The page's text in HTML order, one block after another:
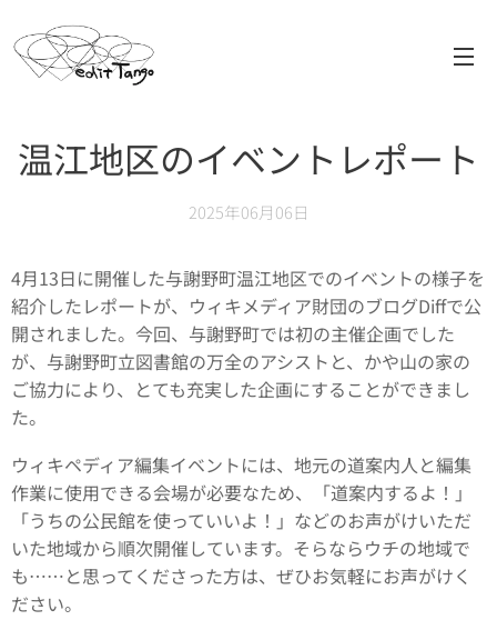
温江地区のイベントレポート
2025年06月06日
4月13日に開催した与謝野町温江地区でのイベントの様子を
紹介したレポートが、ウィキメディア財団のブログDiffで公
開されました。今回、与謝野町では初の主催企画でした
が、与謝野町立図書館の万全のアシストと、かや山の家の
ご協力により、とても充実した企画にすることができまし
た。
ウィキペディア編集イベントには、地元の道案内人と編集
作業に使用できる会場が必要なため、「道案内するよ！」
「うちの公民館を使っていいよ！」などのお声がけいただ
いた地域から順次開催しています。そらならウチの地域で
も……と思ってくださった方は、ぜひお気軽にお声がけく
ださい。